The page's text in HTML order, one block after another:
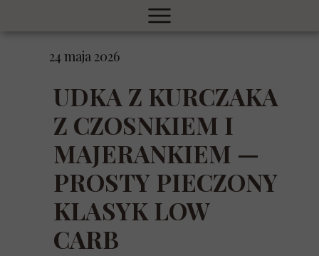
24 maja 2026
UDKA Z KURCZAKA
Z CZOSNKIEM I
MAJERANKIEM —
PROSTY PIECZONY
KLASYK LOW
CARB